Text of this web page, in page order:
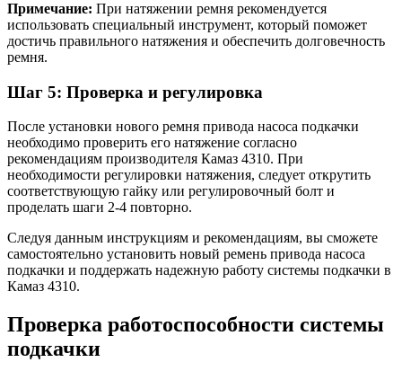
Примечание: При натяжении ремня рекомендуется
использовать специальный инструмент, который поможет
достичь правильного натяжения и обеспечить долговечность
ремня.
Шаг 5: Проверка и регулировка
После установки нового ремня привода насоса подкачки
необходимо проверить его натяжение согласно
рекомендациям производителя Камаз 4310. При
необходимости регулировки натяжения, следует открутить
соответствующую гайку или регулировочный болт и
проделать шаги 2-4 повторно.
Следуя данным инструкциям и рекомендациям, вы сможете
самостоятельно установить новый ремень привода насоса
подкачки и поддержать надежную работу системы подкачки в
Камаз 4310.
Проверка работоспособности системы
подкачки